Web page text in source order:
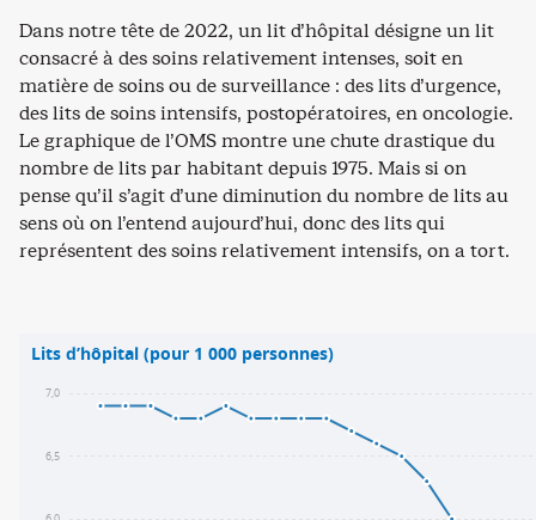
Dans notre tête de 2022, un lit d’hôpital désigne un lit
consacré à des soins relativement intenses, soit en
matière de soins ou de surveillance : des lits d’urgence,
des lits de soins intensifs, postopératoires, en oncologie.
Le graphique de l’OMS montre une chute drastique du
nombre de lits par habitant depuis 1975. Mais si on
pense qu’il s’agit d’une diminution du nombre de lits au
sens où on l’entend aujourd’hui, donc des lits qui
représentent des soins relativement intensifs, on a tort.